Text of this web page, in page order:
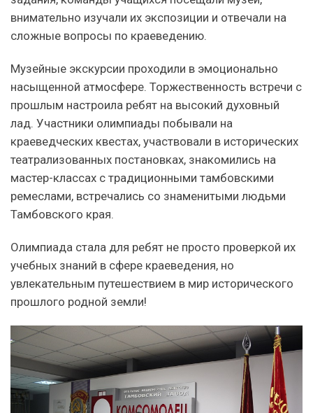
внимательно изучали их экспозиции и отвечали на
сложные вопросы по краеведению.
Музейные экскурсии проходили в эмоционально
насыщенной атмосфере. Торжественность встречи с
прошлым настроила ребят на высокий духовный
лад. Участники олимпиады побывали на
краеведческих квестах, участвовали в исторических
театрализованных постановках, знакомились на
мастер-классах с традиционными тамбовскими
ремеслами, встречались со знаменитыми людьми
Тамбовского края.
Олимпиада стала для ребят не просто проверкой их
учебных знаний в сфере краеведения, но
увлекательным путешествием в мир исторического
прошлого родной земли!